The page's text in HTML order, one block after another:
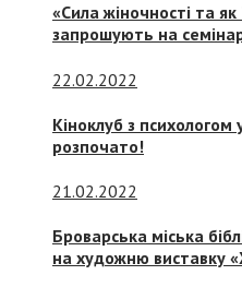
«Сила жіночності та
запрошують на
22.02.2022
Кіноклуб з
розпочато!
21.02.2022
Броварська міська
на художню виставку